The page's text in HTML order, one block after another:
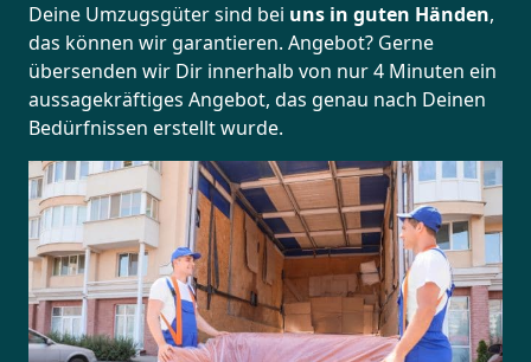
Deine Umzugsgüter sind bei uns in guten Händen,
das können wir garantieren. Angebot? Gerne
übersenden wir Dir innerhalb von nur 4 Minuten ein
aussagekräftiges Angebot, das genau nach Deinen
Bedürfnissen erstellt wurde.